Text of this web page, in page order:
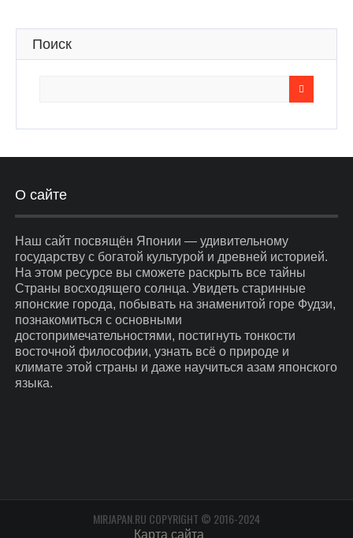
Поиск
О сайте
Наш сайт посвящён Японии — удивительному
государству с богатой культурой и древней историей.
На этом ресурсе вы сможете раскрыть все тайны
Страны восходящего солнца. Увидеть старинные
японские города, побывать на знаменитой горе Фудзи,
познакомиться с основными
достопримечательностями, постигнуть тонкости
восточной философии, узнать всё о природе и
климате этой страны и даже научиться азам японского
языка.
MIRJAPAN.RU COPYRIGHT © 2016-2024
Карта сайта